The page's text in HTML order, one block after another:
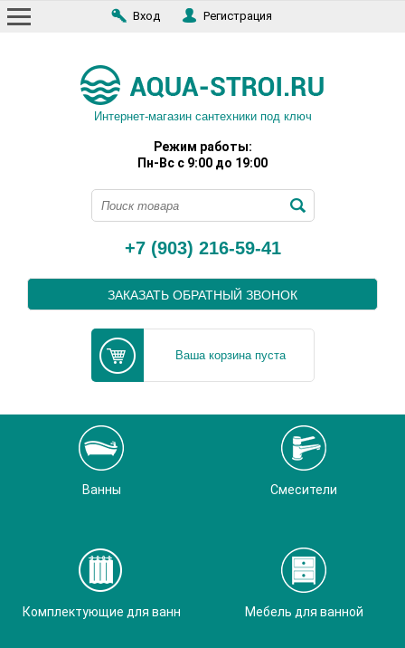
Вход Регистрация
Интернет-магазин сантехники под ключ
Режим работы:
Пн-Вс с 9:00 до 19:00
+7 (903) 216-59-41
ЗАКАЗАТЬ ОБРАТНЫЙ ЗВОНОК
Ваша корзина пуста
Ванны Смесители
Комплектующие для ванн Мебель для ванной